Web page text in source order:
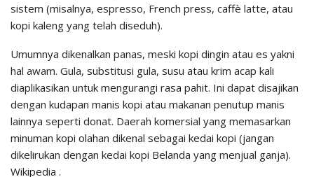
sistem (misalnya, espresso, French press, caffè latte, atau
kopi kaleng yang telah diseduh).
Umumnya dikenalkan panas, meski kopi dingin atau es yakni
hal awam. Gula, substitusi gula, susu atau krim acap kali
diaplikasikan untuk mengurangi rasa pahit. Ini dapat disajikan
dengan kudapan manis kopi atau makanan penutup manis
lainnya seperti donat. Daerah komersial yang memasarkan
minuman kopi olahan dikenal sebagai kedai kopi (jangan
dikelirukan dengan kedai kopi Belanda yang menjual ganja).
Wikipedia .